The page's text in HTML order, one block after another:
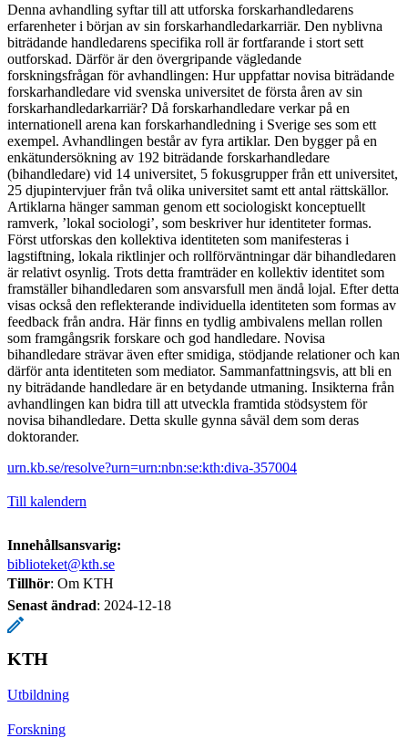
Denna avhandling syftar till att utforska forskarhandledarens
erfarenheter i början av sin forskarhandledarkarriär. Den nyblivna
biträdande handledarens specifika roll är fortfarande i stort sett
outforskad. Därför är den övergripande vägledande
forskningsfrågan för avhandlingen: Hur uppfattar novisa biträdande
forskarhandledare vid svenska universitet de första åren av sin
forskarhandledarkarriär? Då forskarhandledare verkar på en
internationell arena kan forskarhandledning i Sverige ses som ett
exempel. Avhandlingen består av fyra artiklar. Den bygger på en
enkätundersökning av 192 biträdande forskarhandledare
(bihandledare) vid 14 universitet, 5 fokusgrupper från ett universitet,
25 djupintervjuer från två olika universitet samt ett antal rättskällor.
Artiklarna hänger samman genom ett sociologiskt konceptuellt
ramverk, ’lokal sociologi’, som beskriver hur identiteter formas.
Först utforskas den kollektiva identiteten som manifesteras i
lagstiftning, lokala riktlinjer och rollförväntningar där bihandledaren
är relativt osynlig. Trots detta framträder en kollektiv identitet som
framställer bihandledaren som ansvarsfull men ändå lojal. Efter detta
visas också den reflekterande individuella identiteten som formas av
feedback från andra. Här finns en tydlig ambivalens mellan rollen
som framgångsrik forskare och god handledare. Novisa
bihandledare strävar även efter smidiga, stödjande relationer och kan
därför anta identiteten som mediator. Sammanfattningsvis, att bli en
ny biträdande handledare är en betydande utmaning. Insikterna från
avhandlingen kan bidra till att utveckla framtida stödsystem för
novisa bihandledare. Detta skulle gynna såväl dem som deras
doktorander.
urn.kb.se/resolve?urn=urn:nbn:se:kth:diva-357004
Till kalendern
Innehållsansvarig:
biblioteket@kth.se
Tillhör: Om KTH
Senast ändrad: 2024-12-18
KTH
Utbildning
Forskning